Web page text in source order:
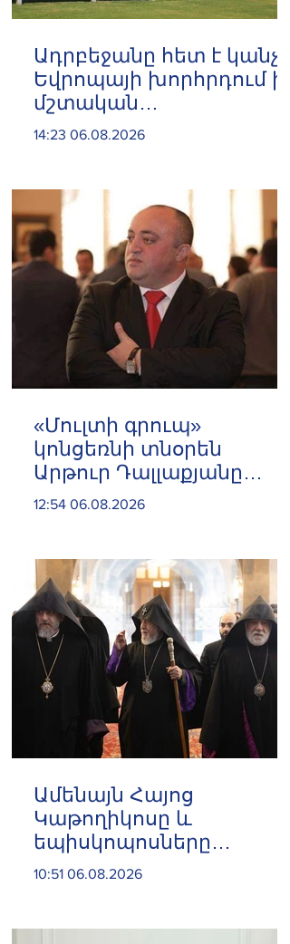
Ադրբեջանը հետ է կանչել
Եվրոպայի խորհրդում իր
մշտական
ներկայացուցչին
14:23 06.08.2026
«Մուլտի գրուպ»
կոնցեռնի տնօրեն
Արթուր Դալլաքյանը
երկու ամսով
12:54 06.08.2026
Ամենայն Հայոց
Կաթողիկոսը և
եպիսկոպոսները
մասնակցելու են
10:51 06.08.2026